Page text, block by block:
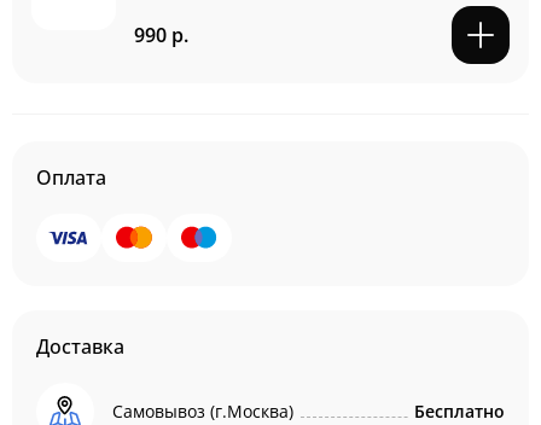
990 р.
Оплата
Доставка
Самовывоз (г.Москва) Бесплатно